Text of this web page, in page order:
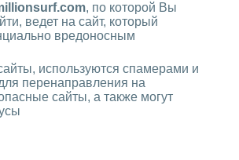
, по которой Вы
ведет на сайт, который
вредоносным
используются спамерами и
перенаправления на
сайты, а также могут